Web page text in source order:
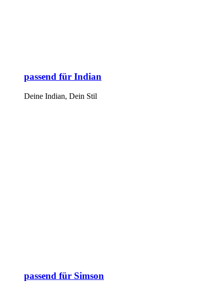
passend für Indian
Deine Indian, Dein Stil
passend für Simson